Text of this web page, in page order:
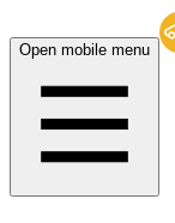
Open mobile menu